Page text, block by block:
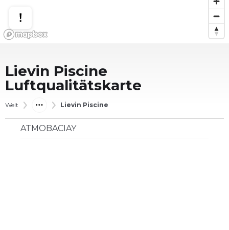
Lievin Piscine
Luftqualitätskarte
Welt Lievin Piscine
ATMOBACIAY